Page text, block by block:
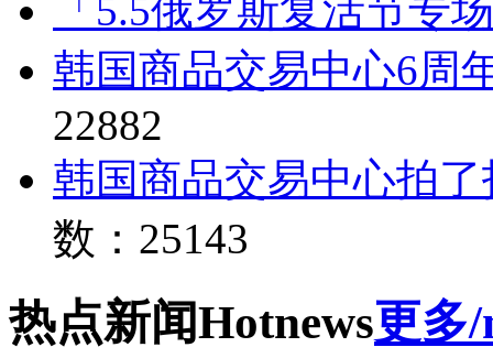
「5.5俄罗斯复活节专
韩国商品交易中心6周
22882
韩国商品交易中心拍
数：25143
热点新闻Hotnews更多